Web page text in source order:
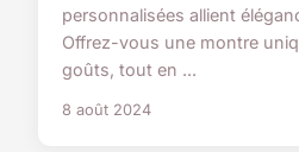
personnalisées allient
Offrez-vous une montre
goûts, tout en ...
8 août 2024